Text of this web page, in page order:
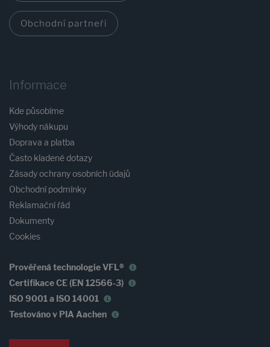
Obchodní partneři
Informace
Kde působíme
Výhody nákupu
Doprava a platba
Často kladené dotazy
Zásady ochrany osobních údajů
Obchodní podmínky
Reklamační řád
Dokumenty
Cookies
Prověřená technologie VFL®
Certifikace CE (EN 12566-3)
ISO 9001 a ISO 14001
Testováno v PIA Aachen